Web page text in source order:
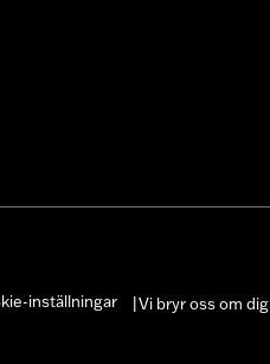
inställningar Vi bryr oss om dig